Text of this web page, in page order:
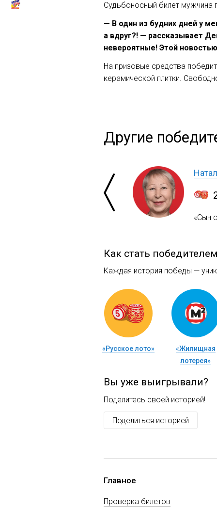
Судьбоносный билет мужчина
— В один из будних дней у
а вдруг?! — рассказывает
невероятные! Этой
На призовые средства
керамической плитки.
Другие
«Сын
Как стать
Каждая история победы —
«Русское лото»
«Жилищная
лотерея»
Вы уже выигрывали?
Поделитесь своей историей!
Поделиться историей
Главное
Проверка билетов